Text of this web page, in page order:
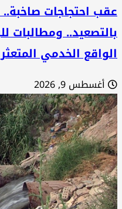
احتجاجات صاخبة..
ومطالبات
الخدمي المتعثر !
أغسطس 9, 2026